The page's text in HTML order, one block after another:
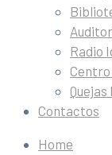
Radio
Contactos
Home